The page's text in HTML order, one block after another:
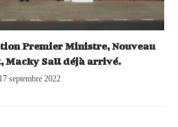
Premier Ministre, Nouveau
Macky Sall déjà arrivé.
17 septembre 2022